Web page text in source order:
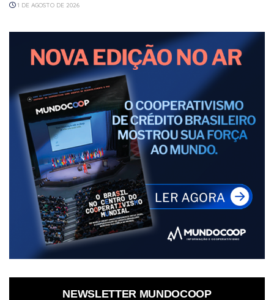
1 DE AGOSTO DE 2026
NEWSLETTER MUNDOCOOP